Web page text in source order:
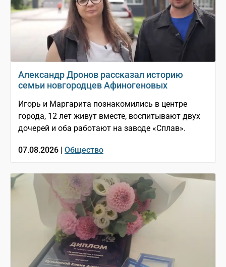
Александр Дронов рассказал историю
семьи новгородцев Афиногеновых
Игорь и Маргарита познакомились в центре
города, 12 лет живут вместе, воспитывают двух
дочерей и оба работают на заводе «Сплав».
07.08.2026 | Общество